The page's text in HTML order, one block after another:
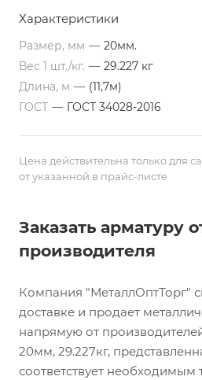
Характеристики
Размер, мм — 20мм.
Вес 1 шт./кг. — 29.227 кг
Длина, м — (11,7м)
ГОСТ — ГОСТ 34028-2016
Цена действительна только для
от указанной в прайс-листе
Заказать арматуру
производителя
Компания "МеталлОптТорг"
доставке и продает
напрямую от
20мм, 29.227кг,
соответствует необходимым